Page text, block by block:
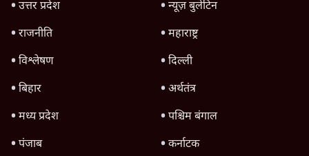
उत्तर प्रदेश
न्यूज़ बुलेटिन
राजनीति
महाराष्ट्र
विश्लेषण
दिल्ली
बिहार
अर्थतंत्र
मध्य प्रदेश
पश्चिम बंगाल
पंजाब
कर्नाटक